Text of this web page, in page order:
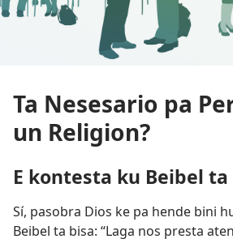
Ta Nesesario pa
un Religion?
E kontesta ku Beibel
Sí, pasobra Dios ke pa hende bini
Beibel ta bisa: “Laga nos presta